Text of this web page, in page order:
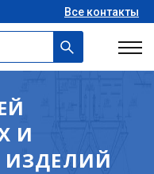
Все контакты
И
ИЗДЕЛИЙ